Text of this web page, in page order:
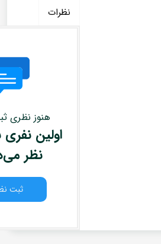
نظرات
هنوز نظری
اولین
نظر
ثبت